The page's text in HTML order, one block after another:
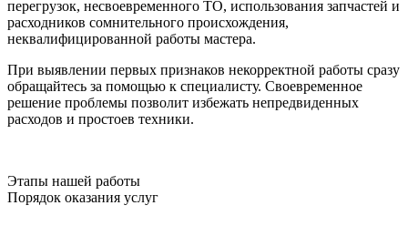
перегрузок, несвоевременного ТО, использования запчастей и
расходников сомнительного происхождения,
неквалифицированной работы мастера.
При выявлении первых признаков некорректной работы сразу
обращайтесь за помощью к специалисту. Своевременное
решение проблемы позволит избежать непредвиденных
расходов и простоев техники.
Этапы нашей работы
Порядок оказания услуг